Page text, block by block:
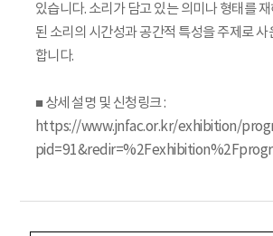
있습니다. 소리가 담고 있는 의미나 형태를
된 소리의 시간성과 공간적 특성을 주제로
합니다.
■ 상세 설명 및 신청링크 :
https://www.jnfac.or.kr/exhibition/